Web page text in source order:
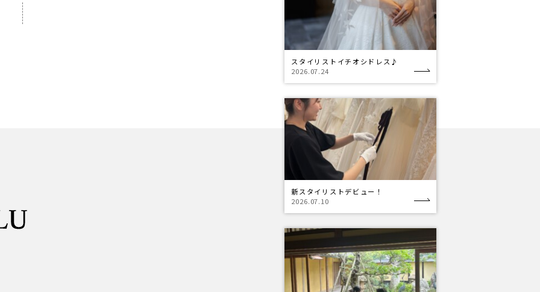
スタイリストイチオシドレス♪
2026.07.24
新スタイリストデビュー！
2026.07.10